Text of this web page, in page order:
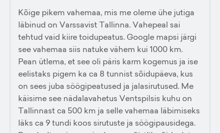
Kõige pikem vahemaa, mis me oleme ühe jutiga
läbinud on Varssavist Tallinna. Vahepeal sai
tehtud vaid kiire toidupeatus. Google mapsi järgi
see vahemaa siis natuke vähem kui 1000 km.
Pean ütlema, et see oli päris karm kogemus ja ise
eelistaks pigem ka ca 8 tunnist sõidupäeva, kus
on sees juba söögipeatused ja jalasirutused. Me
käisime see nädalavahetus Ventspilsis kuhu on
Tallinnast ca 500 km ja selle vahemaa läbimiseks
läks ca 9 tundi koos sirutuste ja söögipausidega.